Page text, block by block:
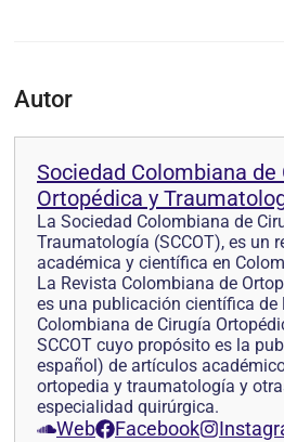
Autor
Sociedad Colombiana de
Ortopédica y
La Sociedad Colombiana de
Traumatología (SCCOT), es un
académica y científica en
La Revista Colombiana de
es una publicación científica de
Colombiana de Cirugía
SCCOT cuyo propósito es la
español) de artículos
ortopedia y traumatología y
especialidad quirúrgica.
Web Facebook